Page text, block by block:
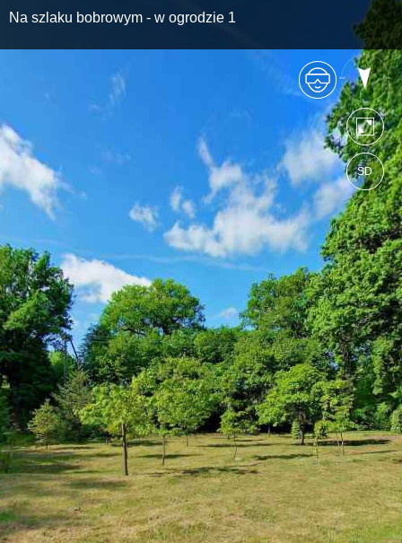
https://lasrzepin.wkraj.pl
Mapa serwisu
Na szlaku bobrowym - w ogrodzie 1
SD